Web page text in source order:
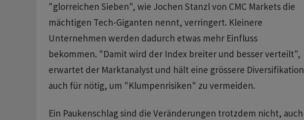
"glorreichen Sieben", wie Jochen Stanzl von CMC Markets die
mächtigen Tech-Giganten nennt, verringert. Kleinere
Unternehmen werden dadurch etwas mehr Einfluss
bekommen. "Damit wird der Index breiter und besser verteilt",
erwartet der Marktanalyst und hält eine grössere Diversifikation
auch für nötig, um "Klumpenrisiken" zu vermeiden.
Ein Paukenschlag sind die Veränderungen trotzdem nicht, auch